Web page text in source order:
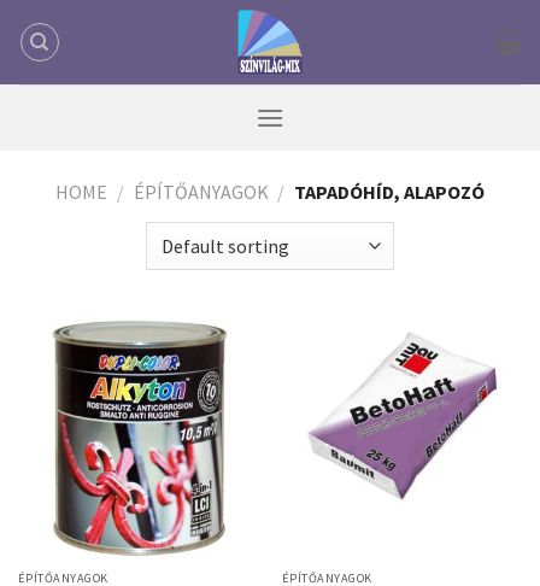
HOME / ÉPÍTŐANYAGOK / TAPADÓHÍD, ALAPOZÓ
ÉPÍTŐANYAGOK ÉPÍTŐANYAGOK